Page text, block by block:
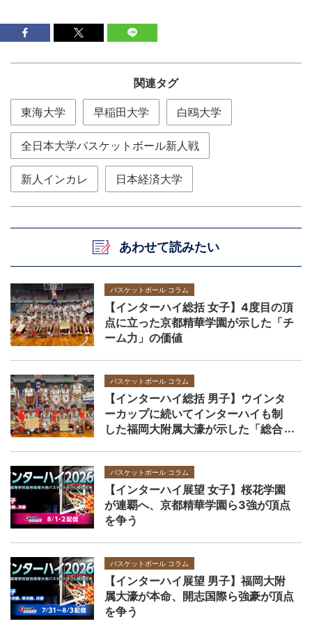
関連タグ
東海大学 早稲田大学 白鴎大学
全日本大学バスケットボール新人戦
新人インカレ 日本経済大学
あわせて読みたい
バスケットボール コラム
【インターハイ総括 女子】4度目の頂
点に立った京都精華学園が示した「チ
ーム力」の価値
バスケットボール コラム
【インターハイ総括 男子】ウインタ
ーカップに続いてインターハイも制
した福岡大附属大濠が示した「総合
バスケットボール コラム
【インターハイ展望 女子】桜花学園
が連覇へ、京都精華学園ら3強が頂点
を争う
バスケットボール コラム
【インターハイ展望 男子】福岡大附
属大濠が本命、開志国際ら強豪が頂点
を争う